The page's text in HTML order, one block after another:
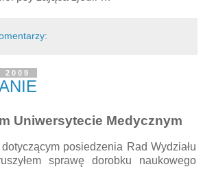
2009
Uniwersytecie Medycznym
posiedzenia Rad Wydziału
sprawę dorobku naukowego